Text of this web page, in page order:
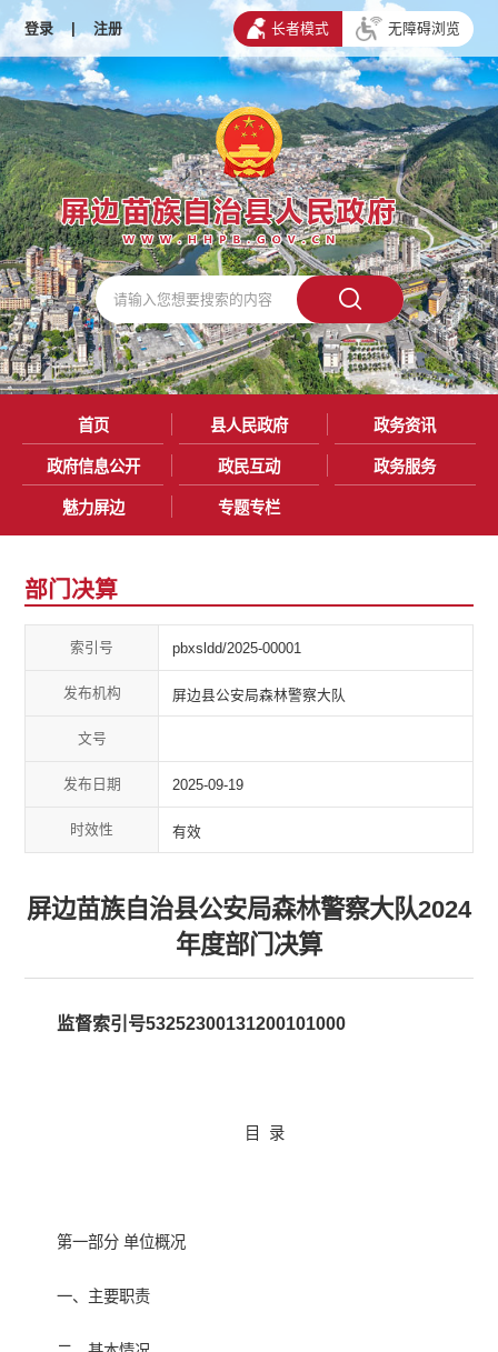
登录 | 注册 长者模式 无障碍浏览
首页 县人民政府 政务资讯
政府信息公开 政民互动 政务服务
魅力屏边 专题专栏
部门决算
索引号 pbxsldd/2025-00001
发布机构 屏边县公安局森林警察大队
文号
发布日期 2025-09-19
时效性 有效
屏边苗族自治县公安局森林警察大队2024
年度部门决算
监督索引号53252300131200101000
目 录
第一部分 单位概况
一、主要职责